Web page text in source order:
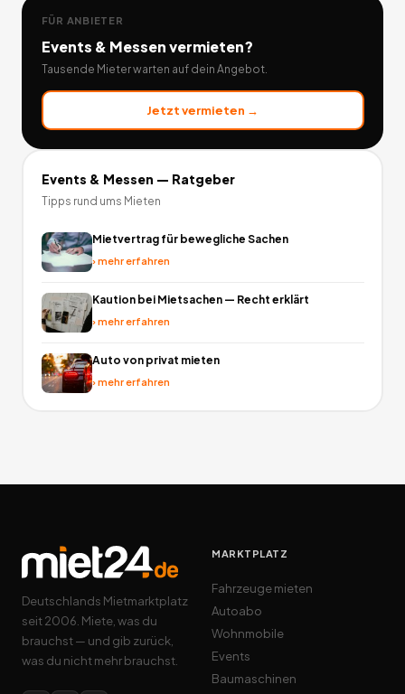
FÜR ANBIETER
Events & Messenvermieten?
Tausende Mieter warten auf dein Angebot.
Jetzt vermieten →
Events & Messen — Ratgeber
Tipps rund ums Mieten
Mietvertrag für bewegliche Sachen
›mehr erfahren
Kaution bei Mietsachen — Recht erklärt
›mehr erfahren
Auto von privat mieten
›mehr erfahren
Deutschlands Mietmarktplatz
seit 2006. Miete, was du
brauchst — und gib zurück,
was du nicht mehr brauchst.
MARKTPLATZ
Fahrzeuge mieten
Autoabo
Wohnmobile
Events
Baumaschinen